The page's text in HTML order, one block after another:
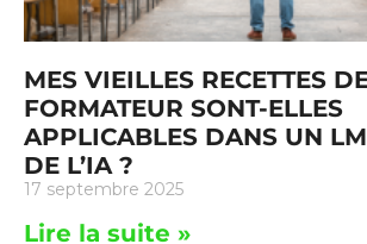
MES VIEILLES RECETTES
FORMATEUR SONT-ELLES
APPLICABLES DANS UN
DE L’IA ?
17 septembre 2025
Lire la suite »